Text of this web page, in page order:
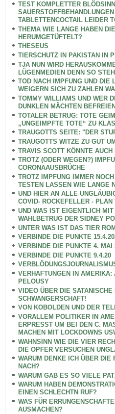
TEST KOMPLETTER
TABLETTENCOCTAIL LEIDER
THEMA WIE LANGE HABEN
HERUMGETÜFTELT?
THESEUS
TIERSCHUTZ IN PAKISTAN IN
TJA NUN WIRD
LÜGENMEDIEN DENN SO
TOD NACH IMPFUNG UND DIE
WEIGERN SICH ZU ZAHLEN
TOMMY WILLIAMS UND WER
DUNKLEN MÄCHTEN
TOTALER BETRUG: TOTE
„UNGEIMPFTE TOTE“ ZU
TRAUGOTTS SEITE: "DER
TRAUGOTTS WITZE ZU GUT
TRAVIS SCOTT KÖNNTE
TROTZ (ODER WEGEN?)
CORONAAUSBRÜCHE
TROTZ IMPFUNG IMMER
TESTEN LASSEN WIE LANGE
UND HIER AN ALLE
COVID- ROCKEFELLER - PLAN
UND WAS IST EIGENTLICH
WAHLBETRUG DER SIDNEY
UNTER WAS IST DAS TIER
VERBINDE DIE PUNKTE
VERBINDE DIE PUNKTE 4. MAI
VERBINDE DIE PUNKTE 9.4.20
VERHAFTUNGEN IN AMERIKA:
PELOUSY
VIDEO ÜBER DIE SATANISCHE
SCHWANGERSCHAFT!
VON KOBOLDEN UND DER
VORALLEM POLITIKER IN
ERPRESST UM BEI DEN C.
MACHEN MIT LOCKDOWNS
WAHNSINN WIE DIE VIER
DIE OPFER VERSUCHEN
WARUM DENKE ICH ÜBER DIE
NACH?
WARUM GAB ES SO VIELE
WARUM HABEN
EINEN SCHLECHTN RUF?
WAS FÜR
AUSMACHEN?